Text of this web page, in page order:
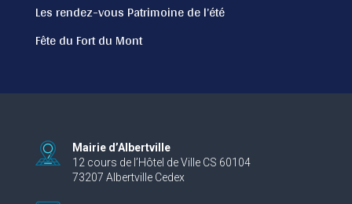
Les rendez-vous Patrimoine de l’été
Fête du Fort du Mont
Mairie d’Albertville
12 cours de l’Hôtel de Ville CS 60104
73207 Albertville Cedex